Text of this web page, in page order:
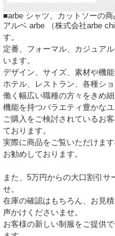
■arbe シャツ、カットソーの
アルベ arbe （株式会社arbe
す。
定番、フォーマル、カジュア
います。
デザイン、サイズ、素材や機
ホテル、レストラン、各種シ
働く幅広い職種の方々をきめ
機能を持つバラエティ豊かな
ご購入をご検討されているお
ております。
実際に商品をご覧いただけま
お勧めしております。
また、5万円からの大口割引サ
せ。
在庫の確認はもちろん、お見
声かけくださいませ。
お客様の新しい制服をご提供